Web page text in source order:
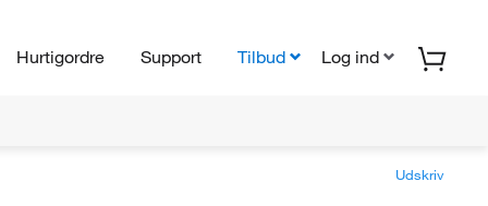
Hurtigordre Support Tilbud Log ind
Udskriv